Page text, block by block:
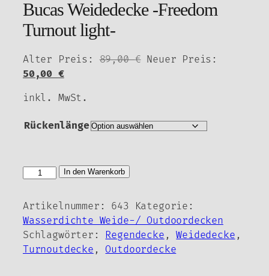
Bucas Weidedecke -Freedom
Turnout light-
Alter Preis: 89,00€ Ursprünglicher
Neuer Preis:
50,00 €Aktueller
ist:
inkl. MwSt.
Rückenlänge
Bucas
-
Freedom
Turnout
light-
In den Warenkorb
Artikelnummer: 643
Kategorie:
Wasserdichte Weide-/ Outdoordecken
Schlagwörter: Regendecke ,Weidedecke ,
Turnoutdecke , Outdoordecke